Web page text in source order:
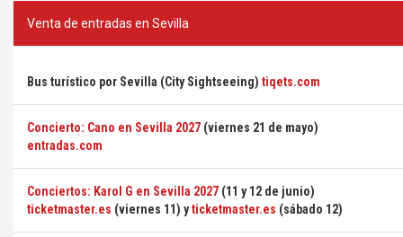
Venta de entradas en Sevilla
Bus turístico por Sevilla (City Sightseeing) tiqets.com
Concierto: Cano en Sevilla 2027 (viernes 21 de mayo)
entradas.com
Conciertos: Karol G en Sevilla 2027 (11 y 12 de junio)
ticketmaster.es (viernes 11) yticketmaster.es (sábado 12)